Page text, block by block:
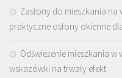
Zasłony do mieszkania na
praktyczne osłony okienne
Odświeżenie mieszkania
wskazówki na trwały efekt